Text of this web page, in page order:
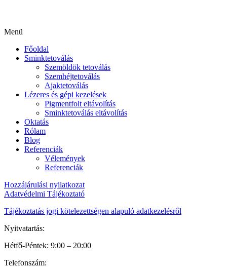
Menü
Főoldal
Sminktetoválás
Szemöldök tetoválás
Szemhéjtetoválás
Ajaktetoválás
Lézeres és gépi kezelések
Pigmentfolt eltávolítás
Sminktetoválás eltávolítás
Oktatás
Rólam
Blog
Referenciák
Vélemények
Referenciák
Hozzájárulási nyilatkozat
Adatvédelmi Tájékoztató
Tájékoztatás jogi kötelezettségen alapuló adatkezelésről
Nyitvatartás:
Hétfő-Péntek: 9:00 – 20:00
Telefonszám: